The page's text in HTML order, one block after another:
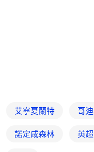
艾寧夏蘭特 哥
諾定咸森林 英